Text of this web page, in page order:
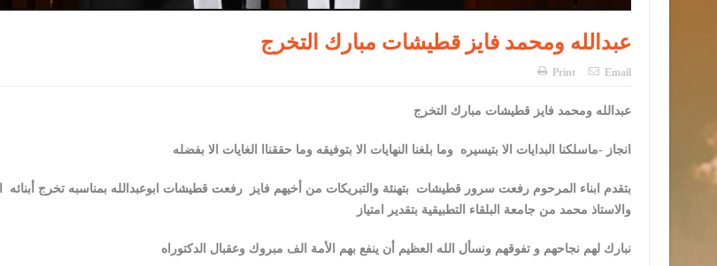
عبدالله ومحمد فايز قطيشات مبارك التخرج
Print Email
عبدالله ومحمد فايز قطيشات مبارك التخرج
انجاز -ماسلكنا البدايات الا بتيسيره وما بلغنا النهايات الا بتوفيقه وما حققناا الغايات الا بفضله
بتقدم ابناء المرحوم رفعت سرور قطيشات بتهنئة والتبريكات من أخيهم فايز رفعت قطيشات ابوعبدالله بمناسبه تخرج أبنائه
والاستاذ محمد من جامعة البلقاء التطبيقية بتقدير امتياز
نبارك لهم نجاحهم و تفوقهم ونسأل الله العظيم أن ينفع بهم الأمة الف مبروك وعقبال الدكتوراه